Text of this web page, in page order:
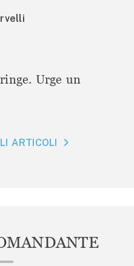
Urge un
ARTICOLI